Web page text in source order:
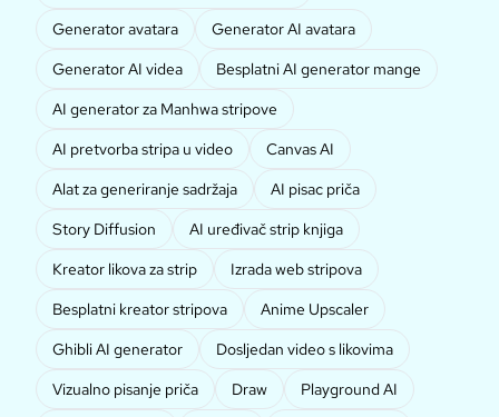
Generator avatara
Generator AI avatara
Generator AI videa
Besplatni AI generator mange
AI generator za Manhwa stripove
AI pretvorba stripa u video
Canvas AI
Alat za generiranje sadržaja
AI pisac priča
Story Diffusion
AI uređivač strip knjiga
Kreator likova za strip
Izrada web stripova
Besplatni kreator stripova
Anime Upscaler
Ghibli AI generator
Dosljedan video s likovima
Vizualno pisanje priča
Draw
Playground AI